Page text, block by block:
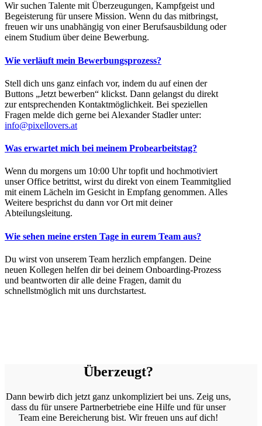
Wir suchen Talente mit Überzeugungen, Kampfgeist und
Begeisterung für unsere Mission. Wenn du das mitbringst,
freuen wir uns unabhängig von einer Berufsausbildung oder
einem Studium über deine Bewerbung.
Wie verläuft mein Bewerbungsprozess?
Stell dich uns ganz einfach vor, indem du auf einen der
Buttons „Jetzt bewerben“ klickst. Dann gelangst du direkt
zur entsprechenden Kontaktmöglichkeit. Bei speziellen
Fragen melde dich gerne bei Alexander Stadler unter:
info@pixellovers.at
Was erwartet mich bei meinem Probearbeitstag?
Wenn du morgens um 10:00 Uhr topfit und hochmotiviert
unser Office betrittst, wirst du direkt von einem Teammitglied
mit einem Lächeln im Gesicht in Empfang genommen. Alles
Weitere besprichst du dann vor Ort mit deiner
Abteilungsleitung.
Wie sehen meine ersten Tage in eurem Team aus?
Du wirst von unserem Team herzlich empfangen. Deine
neuen Kollegen helfen dir bei deinem Onboarding-Prozess
und beantworten dir alle deine Fragen, damit du
schnellstmöglich mit uns durchstartest.
Überzeugt?
Dann bewirb dich jetzt ganz unkompliziert bei uns. Zeig uns,
dass du für unsere Partnerbetriebe eine Hilfe und für unser
Team eine Bereicherung bist. Wir freuen uns auf dich!